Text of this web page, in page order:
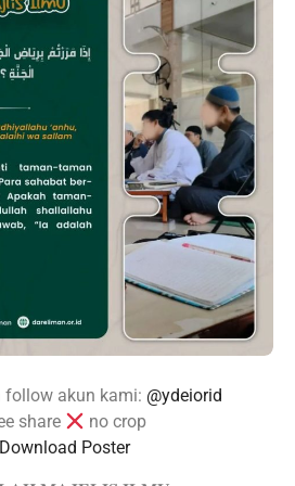
follow akun kami: @ydeiorid
share
no crop
Download Poster